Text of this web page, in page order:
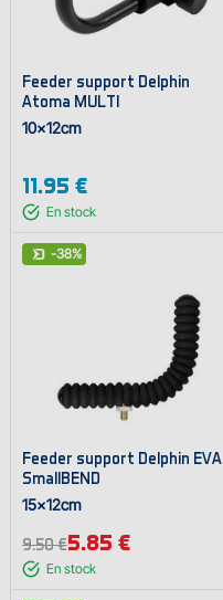
Feeder support Delphin
Atoma MULTI
10x12cm
11.95 €
En stock
-38%
Feeder support Delphin EVA
SmallBEND
15x12cm
9.50 €5.85 €
En stock